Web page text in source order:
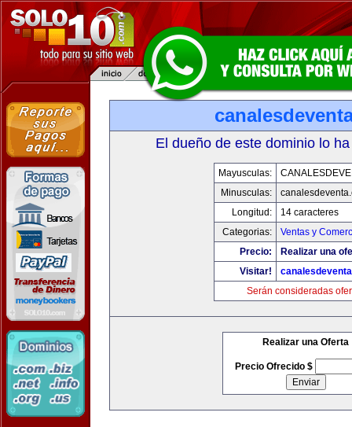
El dueño de este dominio lo
Mayusculas:
Minusculas:
Longitud:
14 caracteres
Categorias:
Ventas y
Precio:
Realizar una
Visitar!
Serán consideradas
Realizar una Oferta
Precio Ofrecido $